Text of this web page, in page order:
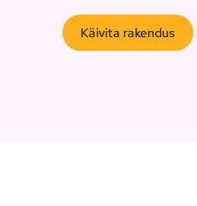
Käivita rakendus